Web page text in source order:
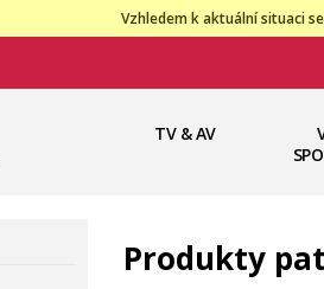
Vzhledem k aktuální situaci
TV & AV
Produkty